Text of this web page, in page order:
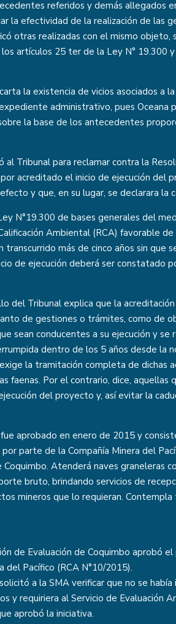
referidos y demás allegados
la efectividad de la realización de las
otras realizadas con el mismo objeto,
artículos 25 ter de la Ley N° 19.300
la existencia de vicios asociados a
administrativo, pues Oceana
la base de los antecedentes
al Tribunal para reclamar contra la
acreditado el inicio de ejecución del
y que, en su lugar, se declarara la
N°19.300 de bases generales del
Ambiental (RCA) favorable
más de cinco años sin que
de ejecución deberá ser constatado
del Tribunal explica que la
de gestiones o trámites, como de
sean conducentes a su ejecución y se
dentro de los 5 años desde la
la tramitación completa de dichas
faenas. Por el contrario, dice, aquellas
del proyecto y, así evitar la
aprobado en enero de 2015 y
parte de la Compañía Minera del
Atenderá naves graneleras
bruto, brindando servicios de
mineros que lo requieran.
de Evaluación de Coquimbo aprobó
del Pacífico (RCA N°10/2015).
a la SMA verificar que no se había
y requiriera al Servicio de Evaluación
aprobó la iniciativa.